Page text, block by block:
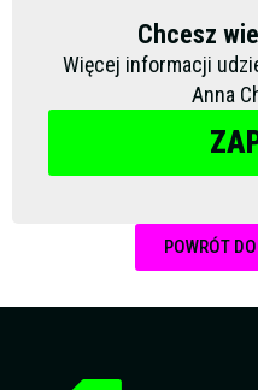
Chcesz
Więcej informacji
Anna
POWRÓT